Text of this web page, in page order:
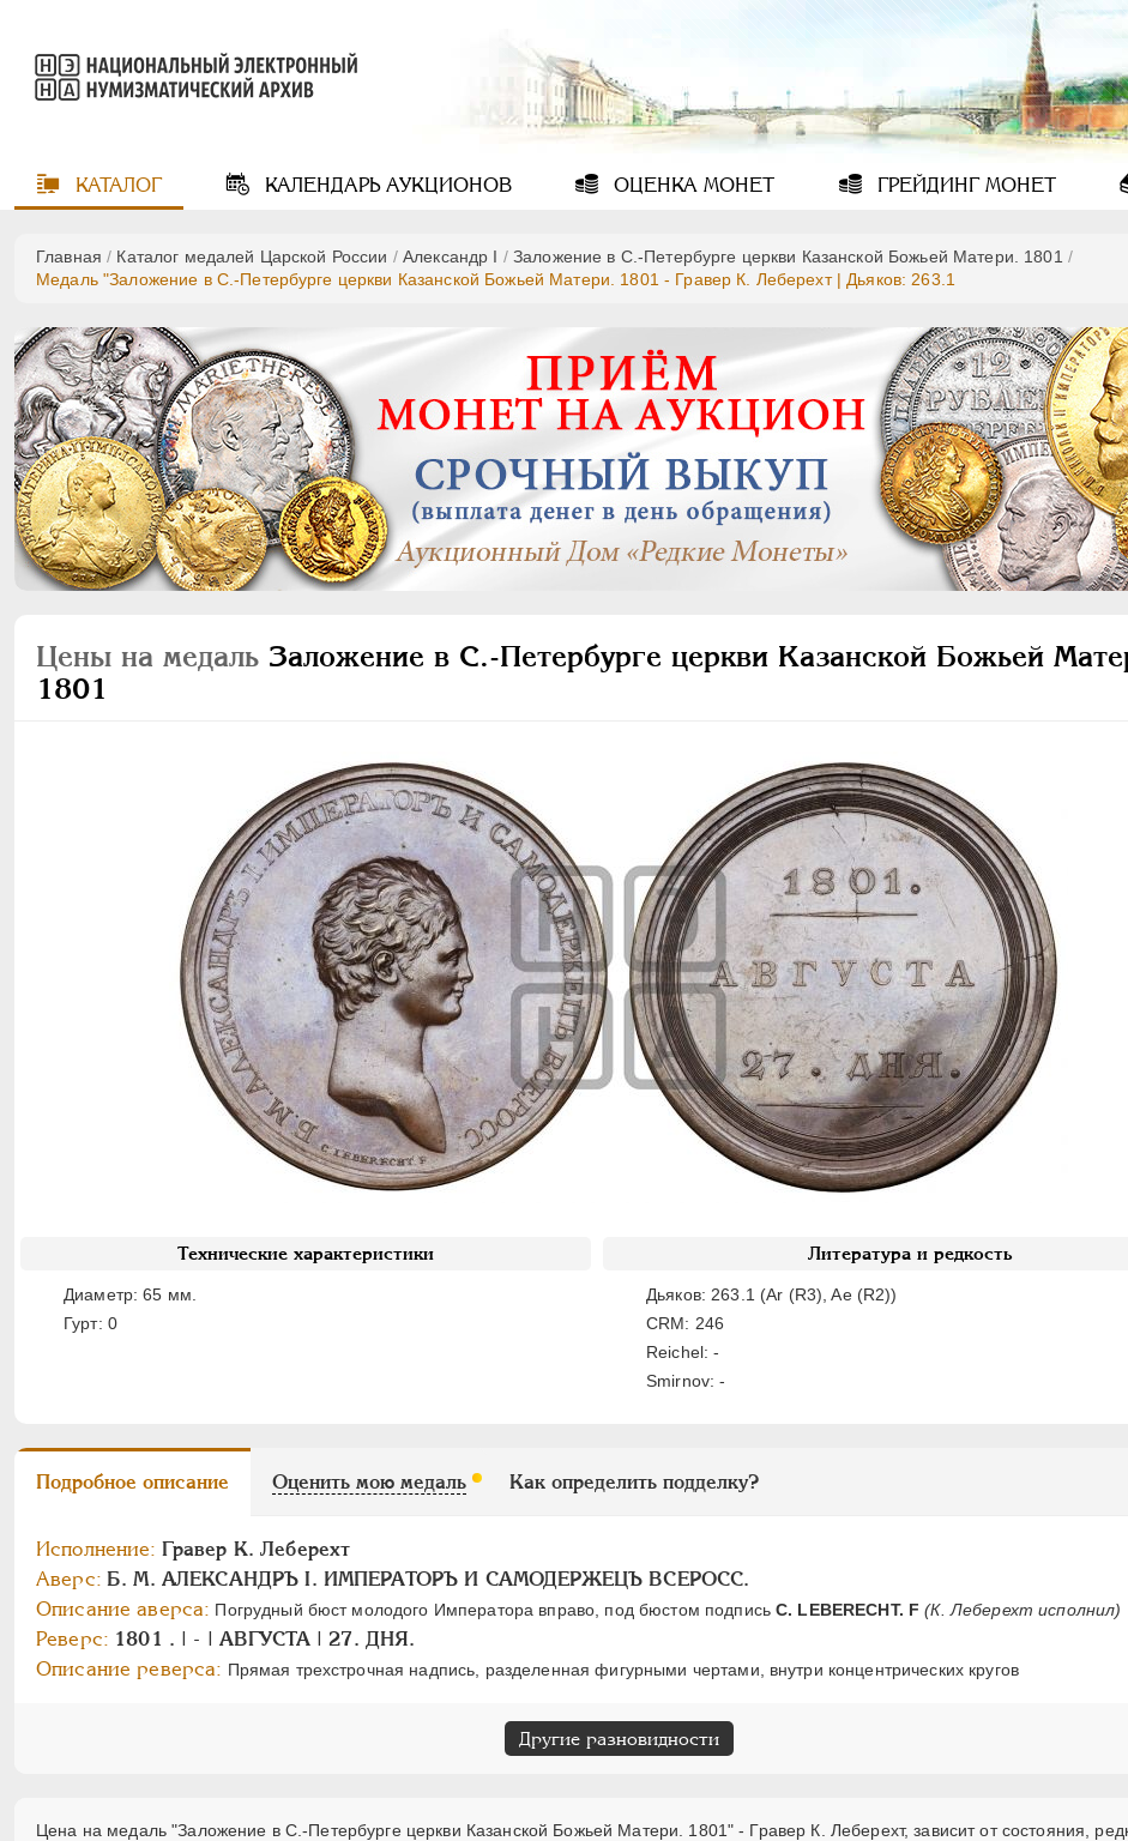
КАТАЛОГ КАЛЕНДАРЬАУКЦИОНОВ ОЦЕНКА МОНЕТ ГРЕЙДИНГМОНЕТ
Главная / Каталог медалей Царской России /Александр I / Заложение в С.-Петербурге церкви Казанской Божьей Матери. 1801 /
Медаль "Заложение в С.-Петербурге церкви Казанской Божьей Матери. 1801 - Гравер К. Леберехт | Дьяков: 263.1
Цены на медаль Заложение в С.-Петербурге церкви Казанской Божьей
1801
Технические характеристики
Диаметр: 65 мм.
Гурт: 0
Литература и редкость
Дьяков: 263.1 (Ar (R3), Ae (R2))
CRM: 246
Reichel: -
Smirnov: -
Подробное описание Оценить мою медаль Как определить подделку?
Исполнение: Гравер К. Леберехт
Аверс: Б. М. АЛЕКСАНДРЪ I. ИМПЕРАТОРЪ И САМОДЕРЖЕЦЪ ВСЕРОСС.
Описание аверса: Погрудный бюст молодого Императора вправо, под бюстом подписьС. LEBERECHT. F (К. Леберехт исполнил)
Реверс: 1801 . | - | АВГУСТА | 27. ДНЯ.
Описание реверса: Прямая трехстрочная надпись, разделенная фигурными чертами, внутри концентрических кругов
Другие разновидности
Цена на медаль "Заложение в С.-Петербурге церкви Казанской Божьей Матери. 1801" - Гравер К. Леберехт, зависит от состояния,